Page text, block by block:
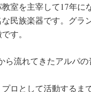
室を主宰して17年に
民族楽器です。グラ
す。
流れてきたアルパ
ロとして活動するま